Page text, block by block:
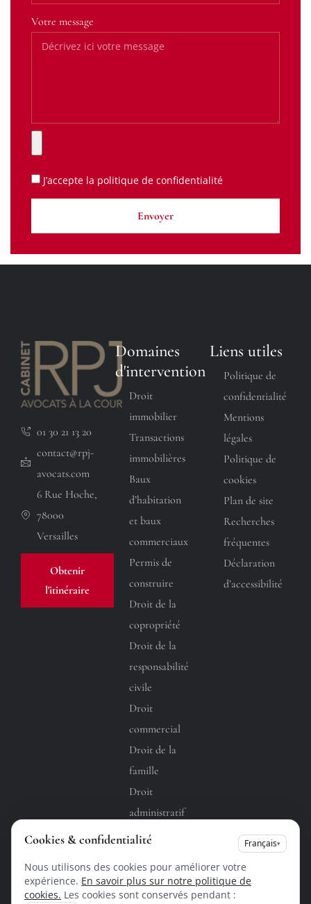
Votre message
J’accepte la politique de confidentialité
Envoyer
01 30 21 13 20
contact@rpj-
avocats.com
6 Rue Hoche,
78000
Versailles
Obtenir
l'itinéraire
Domaines
d'intervention
Droit
immobilier
Transactions
immobilières
Baux
d’habitation
et baux
commerciaux
Permis de
construire
Droit de la
copropriété
Droit de la
responsabilité
civile
Droit
commercial
Droit de la
famille
Droit
administratif
Droit du
Liens utiles
Politique de
confidentialité
Mentions
légales
Politique de
cookies
Plan de site
Recherches
fréquentes
Déclaration
d’accessibilité
Cookies & confidentialité Français▾
Nous utilisons des cookies pour améliorer votre
expérience. En savoir plus sur notre politique de
cookies. Les cookies sont conservés pendant :